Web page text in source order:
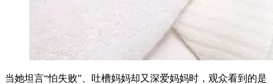
当她坦言“怕失败”、吐槽妈妈却又深爱妈妈时，观众看到的是